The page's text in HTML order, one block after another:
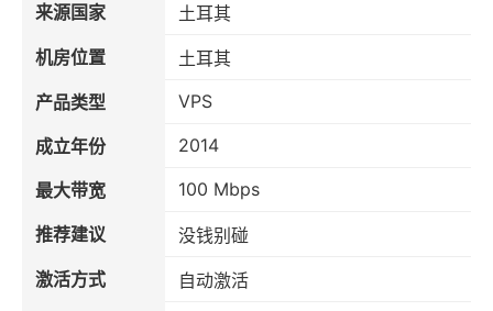
来源国家
土耳其
机房位置
土耳其
产品类型
VPS
成立年份 2014
最大带宽 100 Mbps
推荐建议
没钱别碰
激活方式
自动激活